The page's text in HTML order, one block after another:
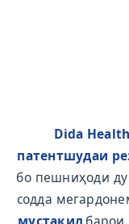
Dida
патентшудаи
бо пешниҳоди
содда